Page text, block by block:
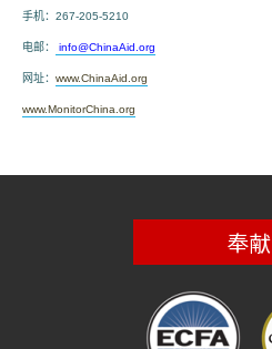
手机： 267-205-5210
电邮： info@ChinaAid.org
网址： www.ChinaAid.org
www.MonitorChina.org
奉献